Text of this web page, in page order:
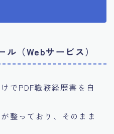
（Webサービス）
でPDF職務経歴書を自
整っており、そのまま